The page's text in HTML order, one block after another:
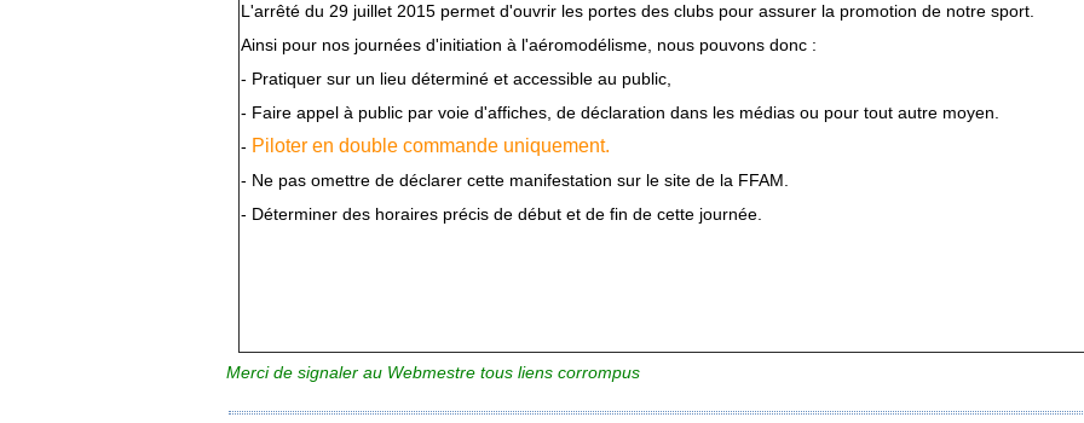
L'arrêté du 29 juillet 2015 permet d'ouvrir les portes des clubs pour assurer la promotion de notre sport.
Ainsi pour nos journées d'initiation à l'aéromodélisme, nous pouvons donc :
- Pratiquer sur un lieu déterminé et accessible au public,
- Faire appel à public par voie d'affiches, de déclaration dans les médias ou pour tout autre moyen.
- Piloter en double commande uniquement.
- Ne pas omettre de déclarer cette manifestation sur le site de la FFAM.
- Déterminer des horaires précis de début et de fin de cette journée.
Merci de signaler au Webmestre tous liens corrompus